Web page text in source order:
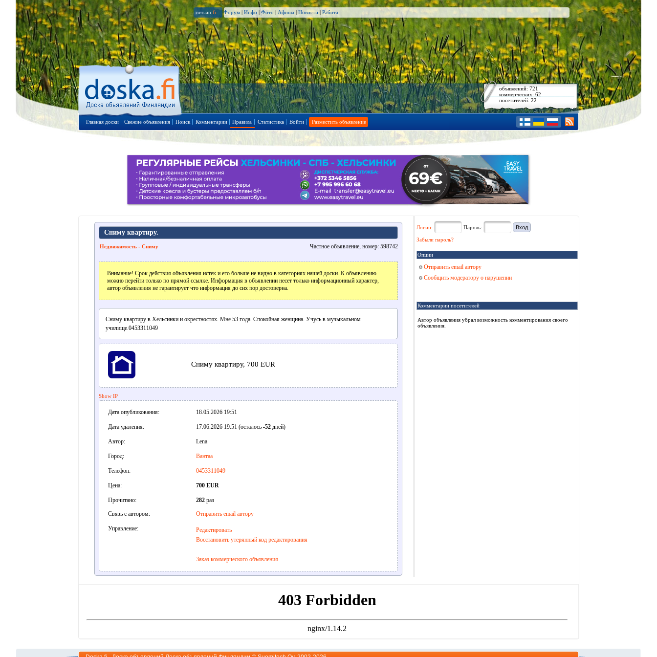
russian .fi Форум | Инфо | Фото | Афиша | Новости | Работа
объявлений: 721
коммерческих: 62
посетителей: 22
Главная доски Свежие объявления Поиск Комментарии Правила Статистика Войти Разместить объявление
Сниму квартиру.
Недвижимость - Сниму Частное объявление, номер: 598742
Внимание! Срок действия объявления истек и его больше не видно в категориях нашей доски. К объявлению
можно перейти только по прямой ссылке. Информация в объявлении несет только информационный характер,
автор объявления не гарантирует что информация до сих пор достоверна.
Сниму квартиру в Хельсинки и окрестностях. Мне 53 года. Спокойная женщина. Учусь в музыкальном
училище.0453311049
Сниму квартиру, 700 EUR
Show IP
Дата опубликования: 18.05.2026 19:51
Дата удаления: 17.06.2026 19:51 (осталось -52дней)
Автор: Lena
Город: Вантаа
Телефон: 0453311049
Цена: 700 EUR
Прочитано: 282раз
Связь с автором:
Отправить email автору
Управление:
Редактировать
Восстановить утерянный код редактирования
Заказ коммерческого объявления
Логин: Пароль:
Забыли пароль?
Опции
Отправить email автору
Сообщить модератору о нарушении
Комментарии посетителей
Автор объявления убрал возможность комментирования своего
объявления.